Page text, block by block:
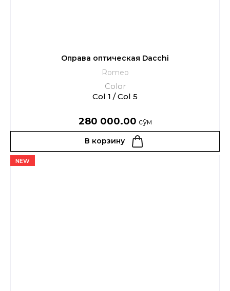
Оправа оптическая Dacchi
Romeo
Color
Col 1 / Col 5
280 000.00 сўм
В корзину
NEW